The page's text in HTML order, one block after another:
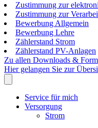
Zustimmung zur
Zustimmung zur
Bewerbung Allgemein
Bewerbung Lehre
Zählerstand Strom
Zählerstand PV-Anlagen
Zu allen Downloads &
Hier gelangen Sie zur
Service für mich
Versorgung
Strom